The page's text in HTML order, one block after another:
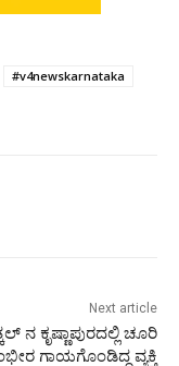
#v4newskarnataka
Next article
ನ ಕೃಷ್ಣಾಪುರದಲ್ಲಿ ಚೂರಿ
ಗಾಯಗೊಂಡಿದ್ದ ವ್ಯಕ್ತಿ